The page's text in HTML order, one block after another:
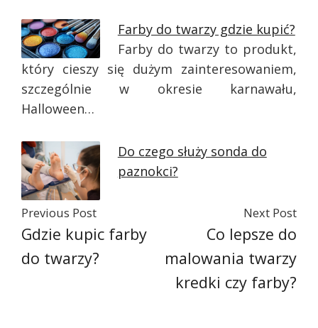
Farby do twarzy gdzie kupić?
Farby do twarzy to produkt,
który cieszy się dużym zainteresowaniem,
szczególnie w okresie karnawału,
Halloween…
Do czego służy sonda do
paznokci?
Previous Post
Gdzie kupic farby
do twarzy?
Next Post
Co lepsze do
malowania twarzy
kredki czy farby?